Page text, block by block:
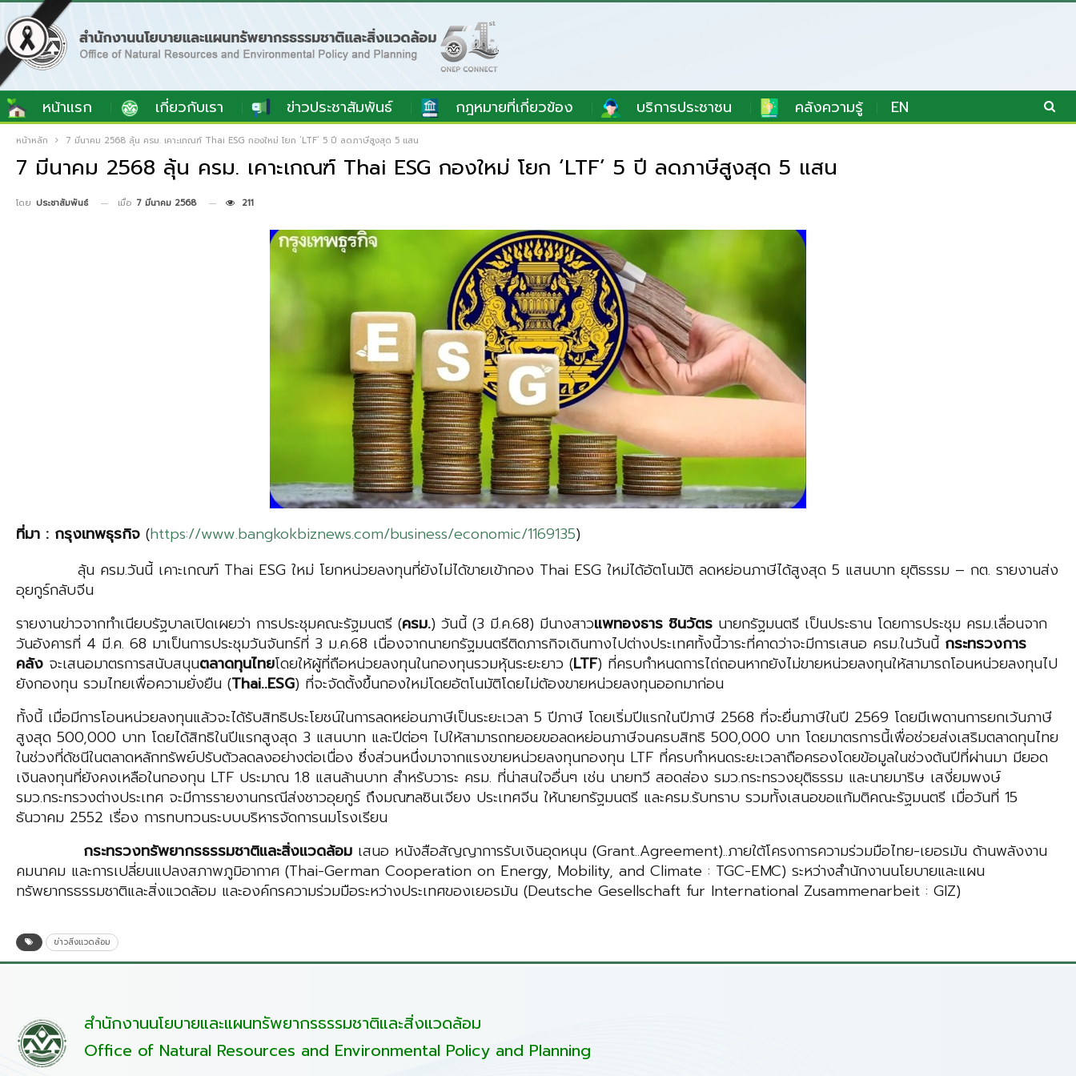
หน้าแรก เกี่ยวกับเรา ข่าวประชาสัมพันธ์ กฎหมายที่เกี่ยวข้อง บริการประชาชน คลังความรู้ EN
หน้าหลัก 7 มีนาคม 2568 ลุ้น ครม. เคาะเกณฑ์ Thai ESG กองใหม่ โยก ‘LTF’ 5 ปี ลดภาษีสูงสุด 5 แสน
7 มีนาคม 2568 ลุ้น ครม. เคาะเกณฑ์ Thai ESG กองใหม่ โยก ‘LTF’ 5 ปี ลดภาษีสูงสุด 5 แสน
โดย ประชาสัมพันธ์ เมื่อ 7 มีนาคม 2568 211
ที่มา : กรุงเทพธุรกิจ (https://www.bangkokbiznews.com/business/economic/1169135)
ลุ้น ครม.วันนี้ เคาะเกณฑ์ Thai ESG ใหม่ โยกหน่วยลงทุนที่ยังไม่ได้ขายเข้ากอง Thai ESG ใหม่ได้อัตโนมัติ ลดหย่อนภาษีได้สูงสุด 5 แสนบาท ยุติธรรม – กต. รายงานส่ง
อุยกูร์กลับจีน
รายงานข่าวจากทำเนียบรัฐบาลเปิดเผยว่า การประชุมคณะรัฐมนตรี (ครม.) วันนี้ (3 มี.ค.68) มีนางสาวแพทองธาร ชินวัตร นายกรัฐมนตรี เป็นประธาน โดยการประชุม ครม.เลื่อนจาก
วันอังคารที่ 4 มี.ค. 68 มาเป็นการประชุมวันจันทร์ที่ 3 ม.ค.68 เนื่องจากนายกรัฐมนตรีติดภารกิจเดินทางไปต่างประเทศทั้งนี้วาระที่คาดว่าจะมีการเสนอ ครม.ในวันนี้ กระทรวงการ
คลัง จะเสนอมาตรการสนับสนุนตลาดทุนไทยโดยให้ผู้ที่ถือหน่วยลงทุนในกองทุนรวมหุ้นระยะยาว (LTF) ที่ครบกำหนดการไถ่ถอนหากยังไม่ขายหน่วยลงทุนให้สามารถโอนหน่วยลงทุนไป
ยังกองทุน รวมไทยเพื่อความยั่งยืน (Thai..ESG) ที่จะจัดตั้งขึ้นกองใหม่โดยอัตโนมัติโดยไม่ต้องขายหน่วยลงทุนออกมาก่อน
ทั้งนี้ เมื่อมีการโอนหน่วยลงทุนแล้วจะได้รับสิทธิประโยชน์ในการลดหย่อนภาษีเป็นระยะเวลา 5 ปีภาษี โดยเริ่มปีแรกในปีภาษี 2568 ที่จะยื่นภาษีในปี 2569 โดยมีเพดานการยกเว้นภาษี
สูงสุด 500,000 บาท โดยได้สิทธิในปีแรกสูงสุด 3 แสนบาท และปีต่อๆ ไปให้สามารถทยอยขอลดหย่อนภาษีจนครบสิทธิ 500,000 บาท โดยมาตรการนี้เพื่อช่วยส่งเสริมตลาดทุนไทย
ในช่วงที่ดัชนีในตลาดหลักทรัพย์ปรับตัวลดลงอย่างต่อเนื่อง ซึ่งส่วนหนึ่งมาจากแรงขายหน่วยลงทุนกองทุน LTF ที่ครบกำหนดระยะเวลาถือครองโดยข้อมูลในช่วงต้นปีที่ผ่านมา มียอด
เงินลงทุนที่ยังคงเหลือในกองทุน LTF ประมาณ 1.8 แสนล้านบาท สำหรับวาระ ครม. ที่น่าสนใจอื่นๆ เช่น นายทวี สอดส่อง รมว.กระทรวงยุติธรรม และนายมาริษ เสงี่ยมพงษ์
รมว.กระทรวงต่างประเทศ จะมีการรายงานกรณีส่งชาวอุยกูร์ ถึงมณฑลซินเจียง ประเทศจีน ให้นายกรัฐมนตรี และครม.รับทราบ รวมทั้งเสนอขอแก้มติคณะรัฐมนตรี เมื่อวันที่ 15
ธันวาคม 2552 เรื่อง การทบทวนระบบบริหารจัดการนมโรงเรียน
กระทรวงทรัพยากรธรรมชาติและสิ่งแวดล้อม เสนอ หนังสือสัญญาการรับเงินอุดหนุน (Grant..Agreement)..ภายใต้โครงการความร่วมมือไทย-เยอรมัน ด้านพลังงาน
คมนาคม และการเปลี่ยนแปลงสภาพภูมิอากาศ (Thai-German Cooperation on Energy, Mobility, and Climate : TGC-EMC) ระหว่างสำนักงานนโยบายและแผน
ทรัพยากรธรรมชาติและสิ่งแวดล้อม และองค์กรความร่วมมือระหว่างประเทศของเยอรมัน (Deutsche Gesellschaft fur International Zusammenarbeit : GIZ)
ข่าวสิ่งแวดล้อม
สำนักงานนโยบายและแผนทรัพยากรธรรมชาติและสิ่งแวดล้อม
Office of Natural Resources and Environmental Policy and Planning